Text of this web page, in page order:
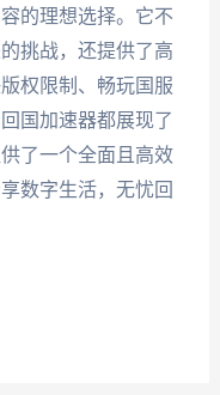
的理想选择。它不
挑战，还提供了高
权限制、畅玩国服
国加速器都展现了
了一个全面且高效
数字生活，无忧回